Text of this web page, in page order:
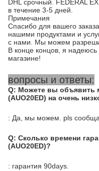
DHL срочный. FEDERAL
в течение 3-5 дней.
Примечания
Спасибо для вашего
нашими продуктами и
с нами. Мы можем
В конце концов, я
магазине!
вопросы и ответы:
Q: Можете вы объявить
(AUO20ED) на очень
: Да, мы можем. pls
Q: Сколько времени
(AUO20ED)?
: гарантия 90days.